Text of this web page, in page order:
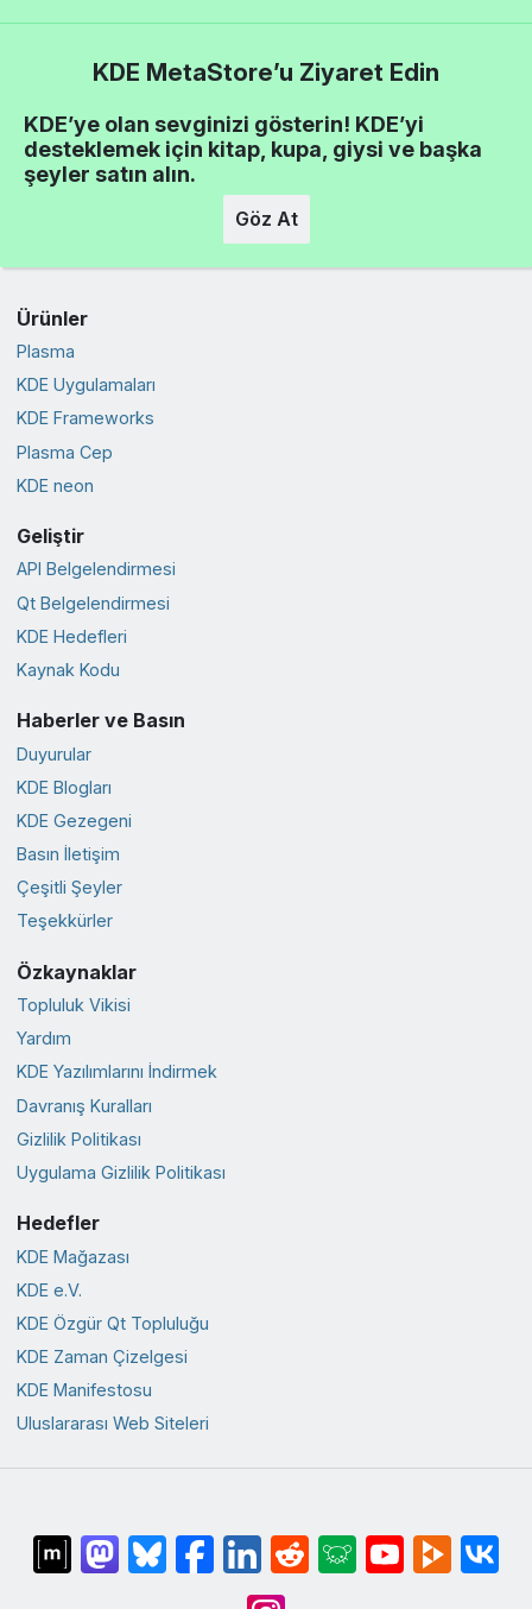
KDE MetaStore’u Ziyaret Edin
KDE’ye olan sevginizi gösterin! KDE’yi
desteklemek için kitap, kupa, giysi ve başka
şeyler satın alın.
Göz At
Ürünler
Plasma
KDE Uygulamaları
KDE Frameworks
Plasma Cep
KDE neon
Geliştir
API Belgelendirmesi
Qt Belgelendirmesi
KDE Hedefleri
Kaynak Kodu
Haberler ve Basın
Duyurular
KDE Blogları
KDE Gezegeni
Basın İletişim
Çeşitli Şeyler
Teşekkürler
Özkaynaklar
Topluluk Vikisi
Yardım
KDE Yazılımlarını İndirmek
Davranış Kuralları
Gizlilik Politikası
Uygulama Gizlilik Politikası
Hedefler
KDE Mağazası
KDE e.V.
KDE Özgür Qt Topluluğu
KDE Zaman Çizelgesi
KDE Manifestosu
Uluslararası Web Siteleri